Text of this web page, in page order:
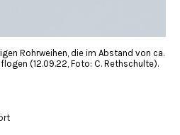
Rohrweihen, die im Abstand von ca.
(12.09.22, Foto: C. Rethschulte).